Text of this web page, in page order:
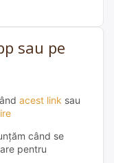
sau pe
acest link sau
când se
pentru